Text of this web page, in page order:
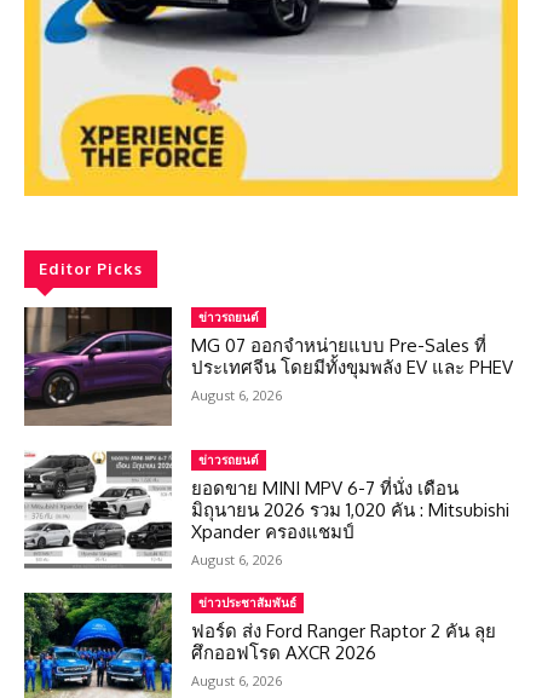
Editor Picks
ข่าวรถยนต์
MG 07 ออกจำหน่ายแบบ Pre-Sales ที่
ประเทศจีน โดยมีทั้งขุมพลัง EV และ PHEV
August 6, 2026
ข่าวรถยนต์
ยอดขาย MINI MPV 6-7 ที่นั่ง เดือน
มิถุนายน 2026 รวม 1,020 คัน : Mitsubishi
Xpander ครองแชมป์
August 6, 2026
ข่าวประชาสัมพันธ์
ฟอร์ด ส่ง Ford Ranger Raptor 2 คัน ลุย
ศึกออฟโรด AXCR 2026
August 6, 2026